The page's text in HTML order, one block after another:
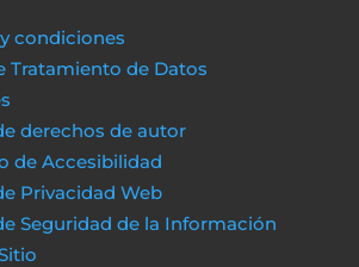
condiciones
Tratamiento de Datos
derechos de autor
de Accesibilidad
Privacidad Web
Seguridad de la Información